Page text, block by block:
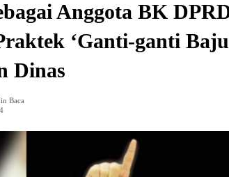
Anggota BK
‘Ganti-ganti
Dinas
Baca